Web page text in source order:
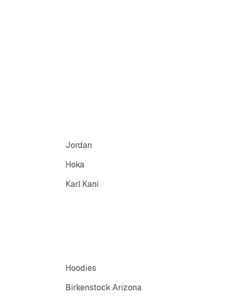
Jordan
Hoka
Karl Kani
Hoodies
Birkenstock Arizona